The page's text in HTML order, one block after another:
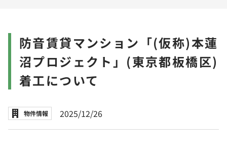
防音賃貸マンション「(仮称)本蓮
沼プロジェクト」(東京都板橋区)
着工について
物件情報 2025/12/26